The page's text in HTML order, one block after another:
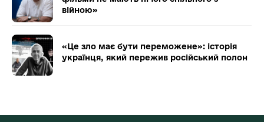
війною»
«Це зло має бути переможене»: історія
українця, який пережив російський полон